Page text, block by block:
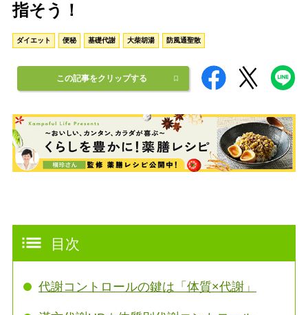
指そう！
ダイエット 便秘 基礎代謝 大柴胡湯 防風通聖散
この記事をクリップする
目次
代謝コントロールの鍵は「体質×代謝」